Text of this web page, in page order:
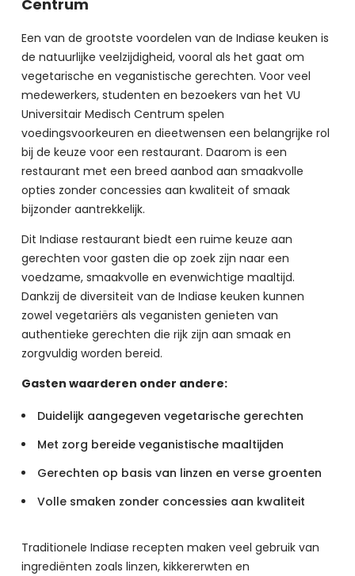
Centrum
Een van de grootste voordelen van de Indiase keuken is
de natuurlijke veelzijdigheid, vooral als het gaat om
vegetarische en veganistische gerechten. Voor veel
medewerkers, studenten en bezoekers van het VU
Universitair Medisch Centrum spelen
voedingsvoorkeuren en dieetwensen een belangrijke rol
bij de keuze voor een restaurant. Daarom is een
restaurant met een breed aanbod aan smaakvolle
opties zonder concessies aan kwaliteit of smaak
bijzonder aantrekkelijk.
Dit Indiase restaurant biedt een ruime keuze aan
gerechten voor gasten die op zoek zijn naar een
voedzame, smaakvolle en evenwichtige maaltijd.
Dankzij de diversiteit van de Indiase keuken kunnen
zowel vegetariërs als veganisten genieten van
authentieke gerechten die rijk zijn aan smaak en
zorgvuldig worden bereid.
Gasten waarderen onder andere:
Duidelijk aangegeven vegetarische gerechten
Met zorg bereide veganistische maaltijden
Gerechten op basis van linzen en verse groenten
Volle smaken zonder concessies aan kwaliteit
Traditionele Indiase recepten maken veel gebruik van
ingrediënten zoals linzen, kikkererwten en